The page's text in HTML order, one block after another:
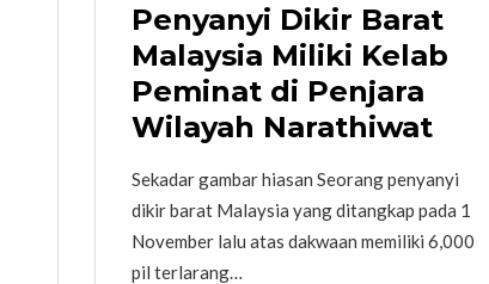
Penyanyi Dikir Barat
Malaysia Miliki Kelab
Peminat di Penjara
Wilayah Narathiwat
Sekadar gambar hiasan Seorang penyanyi
dikir barat Malaysia yang ditangkap pada 1
November lalu atas dakwaan memiliki 6,000
pil terlarang…